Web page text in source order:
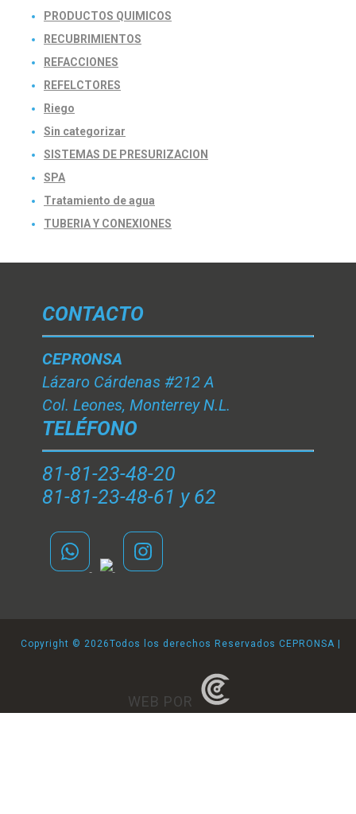
PRODUCTOS QUIMICOS
RECUBRIMIENTOS
REFACCIONES
REFELCTORES
Riego
Sin categorizar
SISTEMAS DE PRESURIZACION
SPA
Tratamiento de agua
TUBERIA Y CONEXIONES
CONTACTO
CEPRONSA
Lázaro Cárdenas #212 A
Col. Leones, Monterrey N.L.
TELÉFONO
81-81-23-48-20
81-81-23-48-61 y 62
Copyright © 2026Todos los derechos Reservados CEPRONSA |
WEB POR